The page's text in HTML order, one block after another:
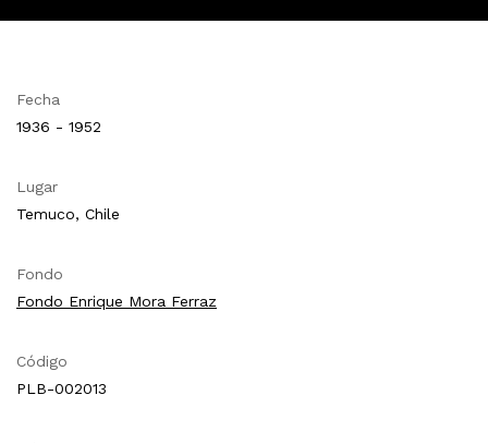
Fecha
1936 - 1952
Lugar
Temuco, Chile
Fondo
Fondo Enrique Mora Ferraz
Código
PLB-002013